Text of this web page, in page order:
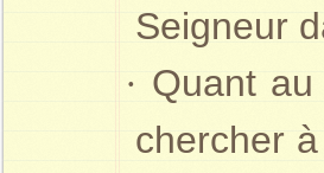
Seigneur
· Quant
chercher